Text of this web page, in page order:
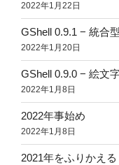
2022年1月22日
GShell 0.9.1 − 統合
2022年1月20日
GShell 0.9.0 − 絵文
2022年1月8日
2022年事始め
2022年1月8日
2021年をふりかえる